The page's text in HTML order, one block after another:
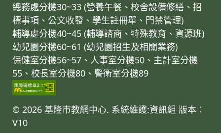
總務處分機30~33 (營養午餐、校舍設備修繕、招
標事項、公文收發、學生註冊單、門禁管理)
輔導處分機40~45 (輔導諮商、特殊教育、資源班)
幼兒園分機60~61 (幼兒園招生及相關業務)
保健室分機56~57、人事室分機50、主計室分機
55、校長室分機80、警衛室分機89
© 2026 基隆市教網中心. 系統維護:資訊組 版本：
V10